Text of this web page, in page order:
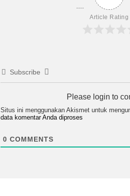
Article Rating
Subscribe
Please login to
Situs ini menggunakan Akismet untuk
data komentar Anda diproses
0 COMMENTS